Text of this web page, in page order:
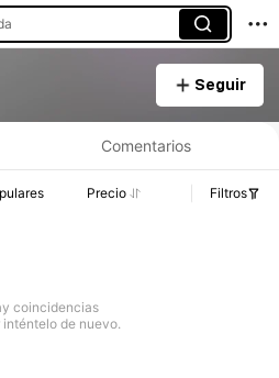
Seguir
Comentarios
Precio Filtros
coincidencias
inténtelo de nuevo.